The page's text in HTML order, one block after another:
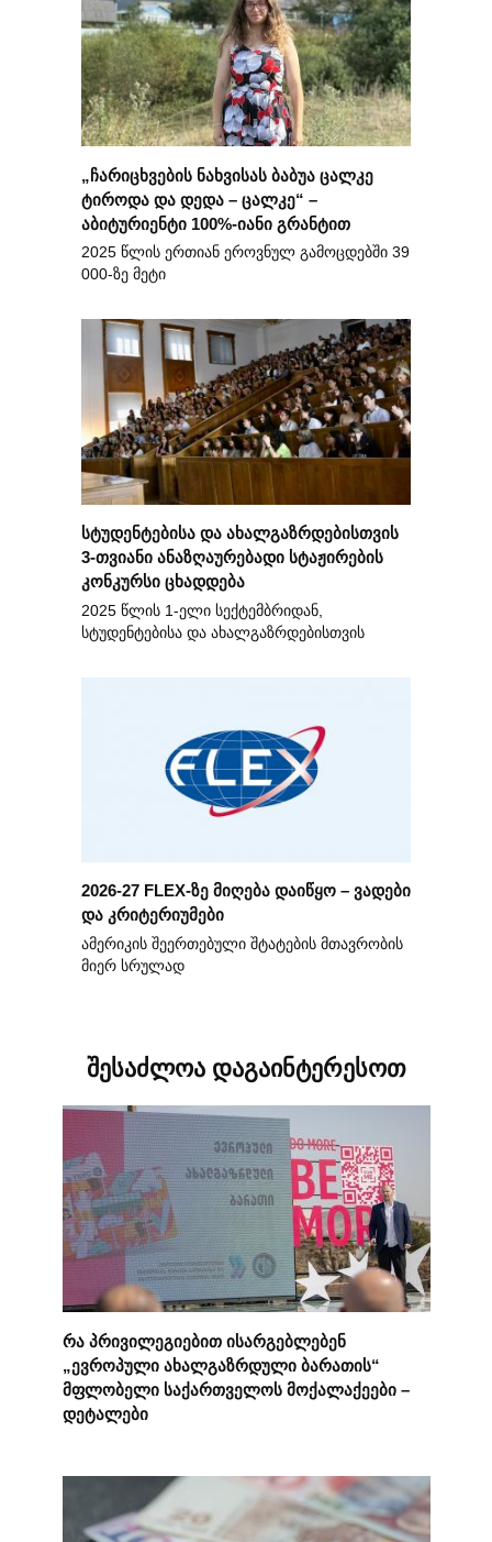
„ჩარიცხვების ნახვისას ბაბუა ცალკე
ტიროდა და დედა – ცალკე“ –
აბიტურიენტი 100%-იანი გრანტით
2025 წლის ერთიან ეროვნულ გამოცდებში 39
000-ზე მეტი
სტუდენტებისა და ახალგაზრდებისთვის
3-თვიანი ანაზღაურებადი სტაჟირების
კონკურსი ცხადდება
2025 წლის 1-ელი სექტემბრიდან,
სტუდენტებისა და ახალგაზრდებისთვის
2026-27 FLEX-ზე მიღება დაიწყო – ვადები
და კრიტერიუმები
ამერიკის შეერთებული შტატების მთავრობის
მიერ სრულად
შესაძლოა დაგაინტერესოთ
რა პრივილეგიებით ისარგებლებენ
„ევროპული ახალგაზრდული ბარათის“
მფლობელი საქართველოს მოქალაქეები –
დეტალები